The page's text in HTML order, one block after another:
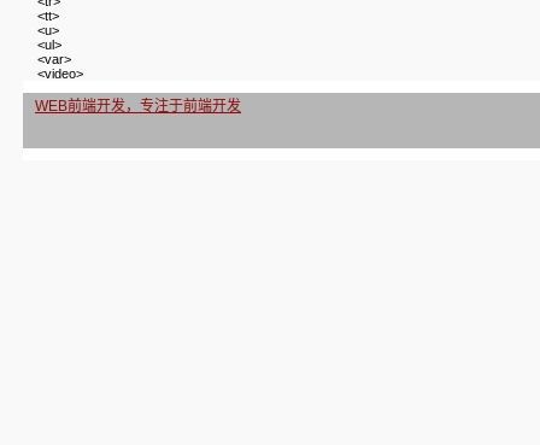
<tt>
<u>
<ul>
<var>
<video>
WEB前端开发，专注于前端开发